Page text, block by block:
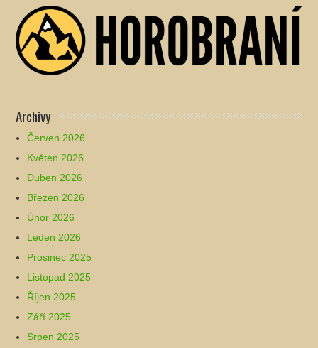
Archivy
Červen 2026
Květen 2026
Duben 2026
Březen 2026
Únor 2026
Leden 2026
Prosinec 2025
Listopad 2025
Říjen 2025
Září 2025
Srpen 2025